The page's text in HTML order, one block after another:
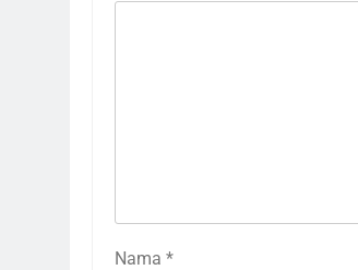
Nama *